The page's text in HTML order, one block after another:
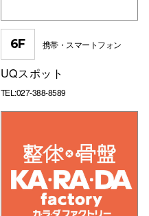
6F 携帯・スマートフォン
UQスポット
TEL:027-388-8589